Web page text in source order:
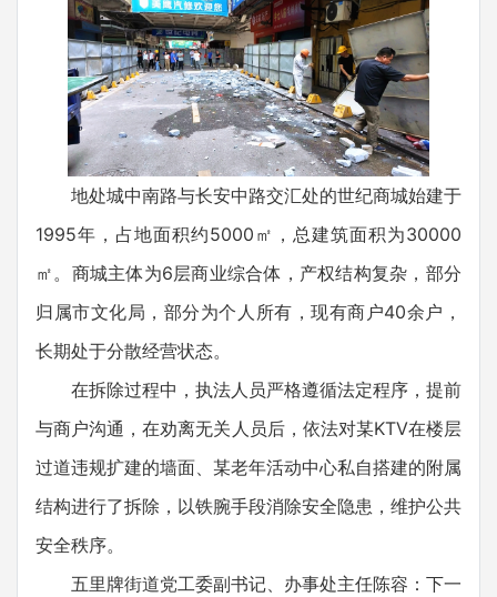
地处城中南路与长安中路交汇处的世纪商城始建于
1995年，占地面积约5000㎡，总建筑面积为30000
㎡。商城主体为6层商业综合体，产权结构复杂，部分
归属市文化局，部分为个人所有，现有商户40余户，
长期处于分散经营状态。
在拆除过程中，执法人员严格遵循法定程序，提前
与商户沟通，在劝离无关人员后，依法对某KTV在楼层
过道违规扩建的墙面、某老年活动中心私自搭建的附属
结构进行了拆除，以铁腕手段消除安全隐患，维护公共
安全秩序。
五里牌街道党工委副书记、办事处主任陈容：下一